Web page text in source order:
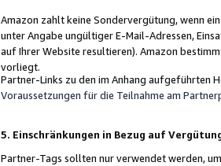
Amazon zahlt keine Sondervergütung, wenn
unter Angabe ungültiger E-Mail-Adressen,
auf Ihrer Website resultieren). Amazon
vorliegt.
Partner-Links zu den im Anhang aufgeführten
Voraussetzungen für die Teilnahme am
5. Einschränkungen in Bezug auf
Partner-Tags sollten nur verwendet werden,